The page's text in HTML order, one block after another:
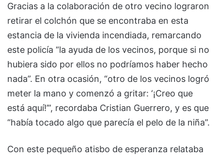
Gracias a la colaboración de otro vecino lograron
retirar el colchón que se encontraba en esta
estancia de la vivienda incendiada, remarcando
este policía “la ayuda de los vecinos, porque si no
hubiera sido por ellos no podríamos haber hecho
nada”. En otra ocasión, “otro de los vecinos logró
meter la mano y comenzó a gritar: ‘¡Creo que
está aquí!’”, recordaba Cristian Guerrero, y es que
“había tocado algo que parecía el pelo de la niña”.
Con este pequeño atisbo de esperanza relataba